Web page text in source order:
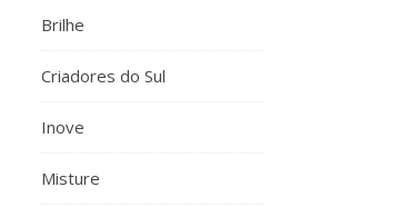
Brilhe
Criadores do Sul
Inove
Misture